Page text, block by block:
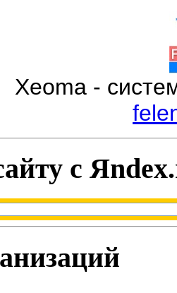
Xeoma -
с